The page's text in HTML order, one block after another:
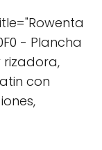
- Plancha
con